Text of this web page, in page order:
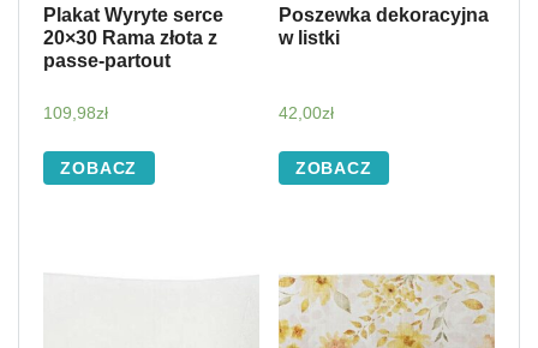
Plakat Wyryte serce
20×30 Rama złota z
passe-partout
109,98zł
ZOBACZ
Poszewka dekoracyjna
w listki
42,00zł
ZOBACZ